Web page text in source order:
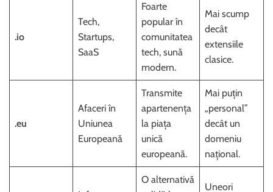
.io
Tech,
Startups,
SaaS
Foarte
popular în
comunitatea
tech, sună
modern.
Mai scump
decât
extensiile
clasice.
.eu
Afaceri în
Uniunea
Europeană
Transmite
apartenența
la piața
unică
europeană.
Mai puțin
„personal”
decât un
domeniu
național.
O alternativă
Uneori